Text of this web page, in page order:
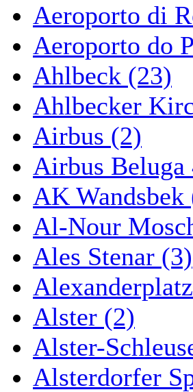
Aeroporto di
Aeroporto do
Ahlbeck (23)
Ahlbecker
Airbus (2)
Airbus Beluga
AK Wandsbek
Al-Nour
Ales Stenar (3)
Alster (2)
Alster-
Alsterdorfer